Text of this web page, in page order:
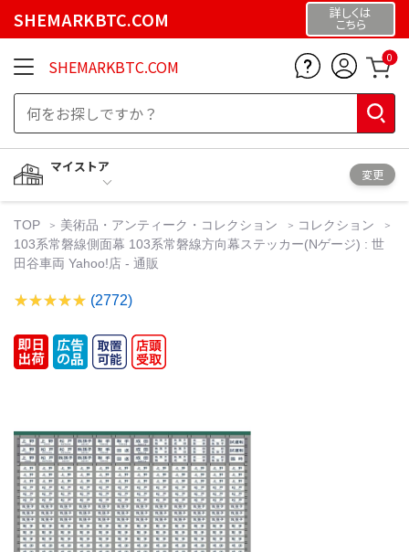
SHEMARKBTC.COM 詳しくは
こちら
SHEMARKBTC.COM 0
マイストア
変更
TOP 美術品・アンティーク・コレクション
コレクション
103系常磐線側面幕 103系常磐線方向幕ステッカー(Nゲージ) : 世
田谷車両 Yahoo!店 - 通販
(2772)